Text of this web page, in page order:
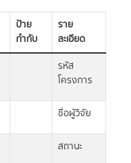
ป้าย
กำกับ
ราย
ละเอียด
รหัส
โครงการ
ชื่อผู้วิจัย
สถานะ